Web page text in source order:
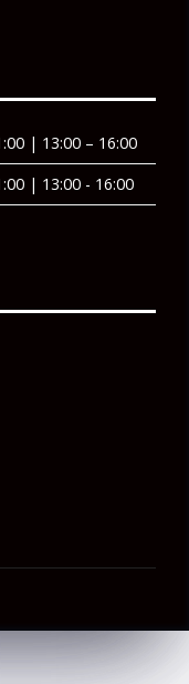
| 13:00 – 16:00
| 13:00 - 16:00